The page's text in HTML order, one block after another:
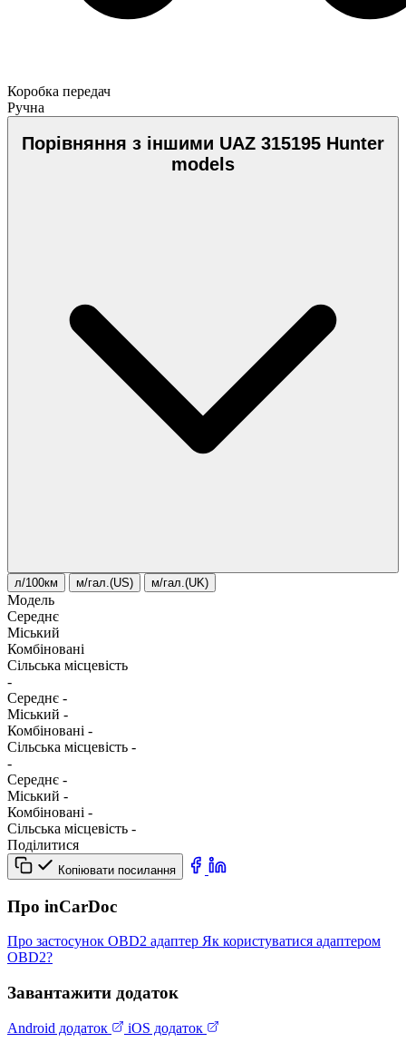
Коробка передач
Ручна
Порівняння з іншими UAZ 315195 Hunter
models
л/100км м/гал.(US) м/гал.(UK)
Модель
Середнє
Міський
Комбіновані
Сільська місцевість
-
Середнє -
Міський -
Комбіновані -
Сільська місцевість -
-
Середнє -
Міський -
Комбіновані -
Сільська місцевість -
Поділитися
Копіювати посилання
Про inCarDoc
Про застосунок OBD2 адаптер Як користуватися адаптером
OBD2?
Завантажити додаток
Android додаток iOS додаток